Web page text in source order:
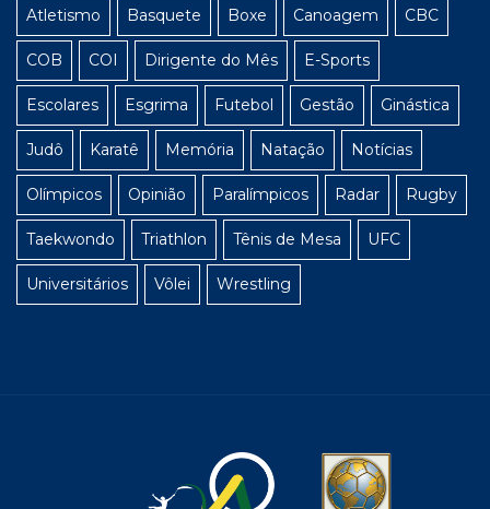
Atletismo Basquete Boxe Canoagem CBC
COB COI Dirigente do Mês E-Sports
Escolares Esgrima Futebol Gestão Ginástica
Judô Karatê Memória Natação Notícias
Olímpicos Opinião Paralímpicos Radar Rugby
Taekwondo Triathlon Tênis de Mesa UFC
Universitários Vôlei Wrestling